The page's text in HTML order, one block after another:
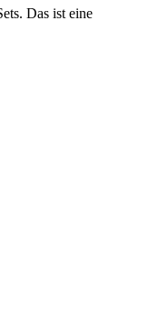
Das ist eine